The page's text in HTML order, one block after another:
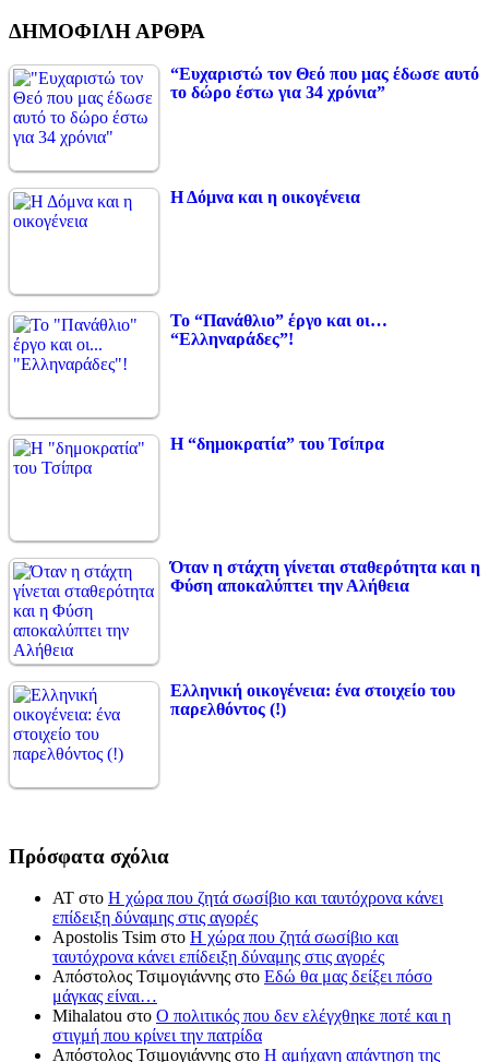
ΔΗΜΟΦΙΛΗ ΑΡΘΡΑ
“Ευχαριστώ τον Θεό που μας έδωσε αυτό
το δώρο έστω για 34 χρόνια”
Η Δόμνα και η οικογένεια
Το “Πανάθλιο” έργο και οι…
“Ελληναράδες”!
Η “δημοκρατία” του Τσίπρα
Όταν η στάχτη γίνεται σταθερότητα και η
Φύση αποκαλύπτει την Αλήθεια
Ελληνική οικογένεια: ένα στοιχείο του
παρελθόντος (!)
Πρόσφατα σχόλια
ΑΤ στο Η χώρα που ζητά σωσίβιο και ταυτόχρονα κάνει
επίδειξη δύναμης στις αγορές
Apostolis Tsim στο Η χώρα που ζητά σωσίβιο και
ταυτόχρονα κάνει επίδειξη δύναμης στις αγορές
Απόστολος Τσιμογιάννης στο Εδώ θα μας δείξει πόσο
μάγκας είναι…
Mihalatou στο Ο πολιτικός που δεν ελέγχθηκε ποτέ και η
στιγμή που κρίνει την πατρίδα
Απόστολος Τσιμογιάννης στο Η αμήχανη απάντηση της